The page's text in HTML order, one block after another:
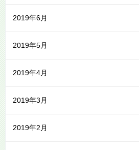
2019年6月
2019年5月
2019年4月
2019年3月
2019年2月